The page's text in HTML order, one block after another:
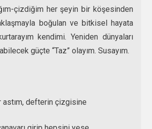
çizdiğim her şeyin bir köşesinden
boğulan ve bitkisel hayata
kendimi. Yeniden dünyaları
güçte “Taz” olayım. Susayım.
astım, defterin çizgisine